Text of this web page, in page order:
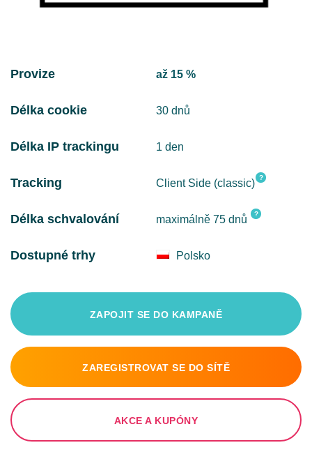
Provize až 15 %
Délka cookie 30 dnů
Délka IP trackingu 1 den
Tracking Client Side (classic) ?
Délka schvalování maximálně 75 dnů ?
Dostupné trhy Polsko
ZAPOJIT SE DO KAMPANĚ
ZAREGISTROVAT SE DO SÍTĚ
AKCE A KUPÓNY